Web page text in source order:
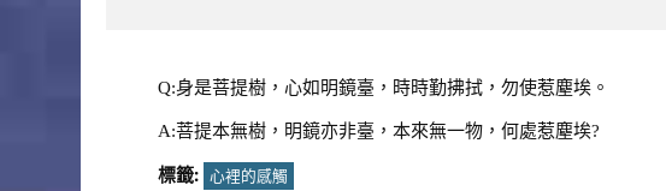
Q:身是菩提樹，心如明鏡臺，時時勤拂拭，勿使惹塵埃。
A:菩提本無樹，明鏡亦非臺，本來無一物，何處惹塵埃?
標籤: 心裡的感觸